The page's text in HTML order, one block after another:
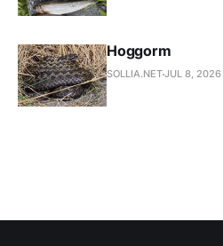
Hoggorm
SOLLIA.NETJUL 8, 2026